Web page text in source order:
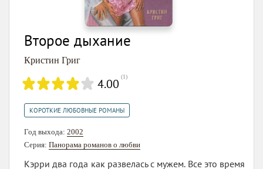
Второе дыхание
Кристин Григ
4.00 (1)
КОРОТКИЕ ЛЮБОВНЫЕ РОМАНЫ
Год выхода: 2002
Серия: Панорама романов о любви
Кэрри два года как развелась с мужем. Все это время